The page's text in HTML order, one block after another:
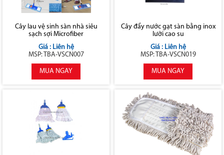
Cây lau vệ sinh sàn nhà siêu
sạch sợi Microfiber
Giá : Liên hệ
MSP: TBA-VSCN007
MUA NGAY
Cây đẩy nước gạt sàn bằng inox
lưỡi cao su
Giá : Liên hệ
MSP: TBA-VSCN019
MUA NGAY